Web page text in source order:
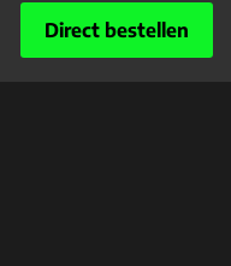
Direct bestellen